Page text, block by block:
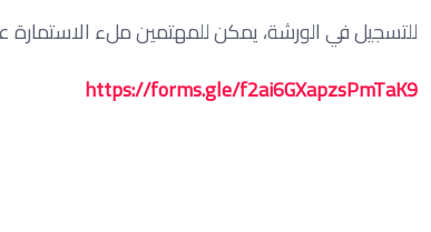
للتسجيل في الورشة، يمكن للمهتمين ملء الاستمارة
https://forms.gle/f2ai6GXapzsPmTaK9